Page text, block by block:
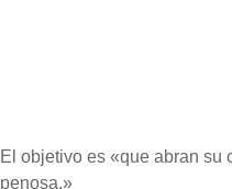
El objetivo es «que abran su
penosa.»